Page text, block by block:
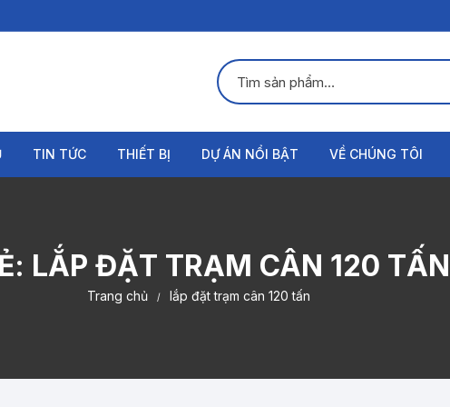
TIN TỨC THIẾT BỊ
Hộp nối cân ô tô
DỰ ÁN NỔI BẬT VỀ CHÚNG TÔI
LẮP ĐẶT TRẠM CÂN 120 TẤN
Trang chủ lắp đặt trạm cân 120 tấn